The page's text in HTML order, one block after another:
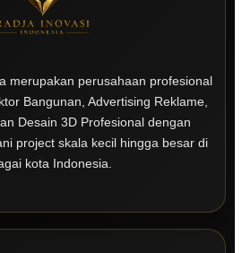
merupakan perusahaan profesional
Bangunan, Advertising Reklame,
Desain 3D Profesional dengan
project skala kecil hingga besar di
kota Indonesia.